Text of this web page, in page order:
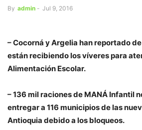
By admin - Jul 9, 2016
– Cocorná y Argelia han reportado
están recibiendo los víveres para
Alimentación Escolar.
– 136 mil raciones de MANÁ Infantil
entregar a 116 municipios de las
Antioquia debido a los bloqueos.